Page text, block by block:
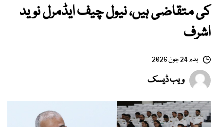
کی متقاضی ہیں، نیول چیف ایڈمرل نوید
اشرف
بدھ 24 جون 2026
ویب ڈیسک